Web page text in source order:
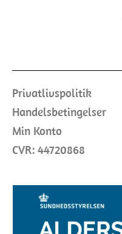
Privatlivspolitik
Handelsbetingelser
Min Konto
CVR: 44720868